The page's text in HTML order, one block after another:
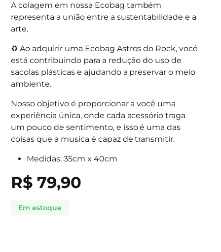
A colagem em nossa Ecobag também
representa a união entre a sustentabilidade e a
arte.
♻️ Ao adquirir uma Ecobag Astros do Rock, você
está contribuindo para a redução do uso de
sacolas plásticas e ajudando a preservar o meio
ambiente.
Nosso objetivo é proporcionar a você uma
experiência única, onde cada acessório traga
um pouco de sentimento, e isso é uma das
coisas que a musica é capaz de transmitir.
Medidas: 35cm x 40cm
R$ 79,90
Em estoque